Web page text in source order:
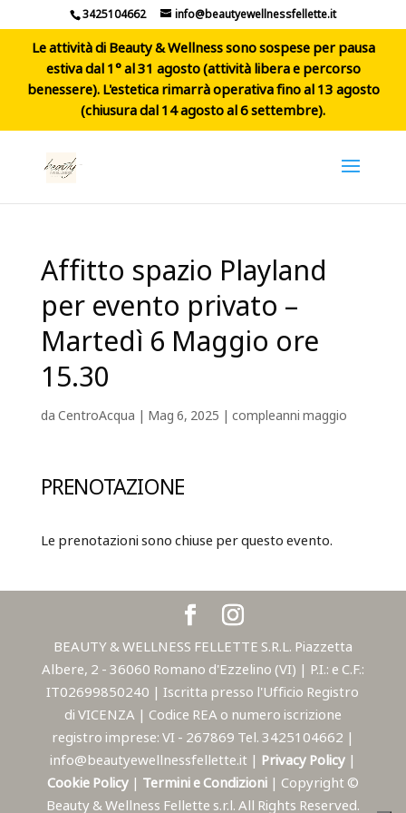
3425104662 info@beautyewellnessfellette.it
Le attività di Beauty & Wellness sono sospese per pausa
estiva dal 1° al 31 agosto (attività libera e percorso
benessere). L'estetica rimarrà operativa fino al 13 agosto
(chiusura dal 14 agosto al 6 settembre).
Affitto spazio Playland
per evento privato –
Martedì 6 Maggio ore
15.30
daCentroAcqua | Mag 6, 2025 | compleanni maggio
PRENOTAZIONE
Le prenotazioni sono chiuse per questo evento.
BEAUTY & WELLNESS FELLETTE S.R.L. Piazzetta
Albere, 2 - 36060 Romano d'Ezzelino (VI) | P.I.: e C.F.:
IT02699850240 | Iscritta presso l'Ufficio Registro
di VICENZA | Codice REA o numero iscrizione
registro imprese: VI - 267869 Tel. 3425104662 |
info@beautyewellnessfellette.it | Privacy Policy |
Cookie Policy | Termini e Condizioni | Copyright ©
Beauty & Wellness Fellette s.r.l. All Rights Reserved.